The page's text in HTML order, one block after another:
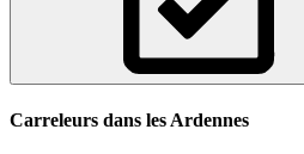
Carreleurs dans les Ardennes